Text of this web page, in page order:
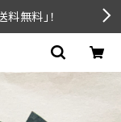
無料」！